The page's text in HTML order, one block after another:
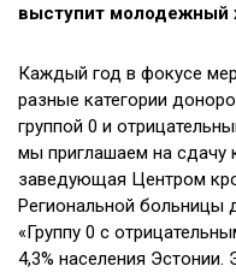
выступит молодежный
Каждый год в фокусе
разные категории
группой 0 и
мы приглашаем на сдачу
заведующая Центром
Региональной больницы
«Группу 0 с
4,3% населения